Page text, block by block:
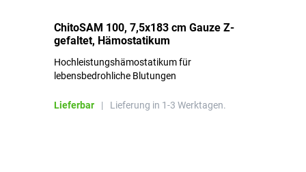
ChitoSAM 100, 7,5x183 cm Gauze Z-
gefaltet, Hämostatikum
Hochleistungshämostatikum für
lebensbedrohliche Blutungen
Lieferbar | Lieferung in 1-3 Werktagen.